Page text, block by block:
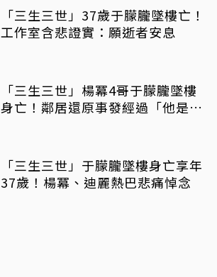
「三生三世」37歲于朦朧墜樓亡！
工作室含悲證實：願逝者安息
「三生三世」楊冪4哥于朦朧墜樓
身亡！鄰居還原事發經過「他是俊
「三生三世」于朦朧墜樓身亡享年
37歲！楊冪、迪麗熱巴悲痛悼念